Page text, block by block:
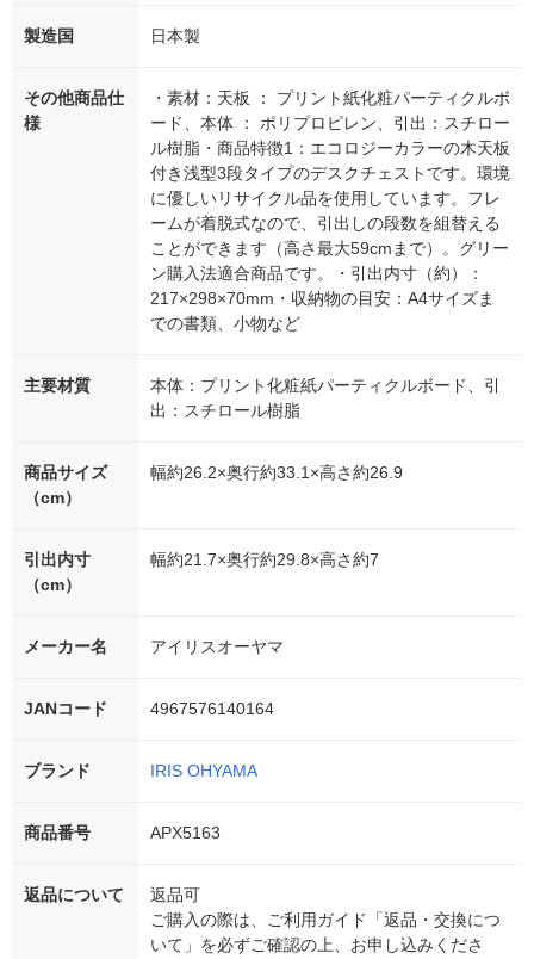
製造国 日本製
その他商品仕
様
・素材：天板 ： プリント紙化粧パーティクルボ
ード、本体 ： ポリプロピレン、引出：スチロー
ル樹脂・商品特徴1：エコロジーカラーの木天板
付き浅型3段タイプのデスクチェストです。環境
に優しいリサイクル品を使用しています。フレ
ームが着脱式なので、引出しの段数を組替える
ことができます（高さ最大59cmまで）。グリー
ン購入法適合商品です。・引出内寸（約）：
217×298×70mm・収納物の目安：A4サイズま
での書類、小物など
主要材質
本体：プリント化粧紙パーティクルボード、引
出：スチロール樹脂
商品サイズ
（cm）
幅約26.2×奥行約33.1×高さ約26.9
引出内寸
（cm）
幅約21.7×奥行約29.8×高さ約7
メーカー名 アイリスオーヤマ
JANコード 4967576140164
ブランド IRIS OHYAMA
商品番号 APX5163
返品について
返品可
ご購入の際は、ご利用ガイド「返品・交換につ
いて」を必ずご確認の上、お申し込みくださ